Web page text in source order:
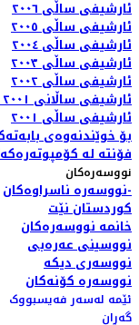
ئارشیفی ساڵی ٢٠٠٦
ئارشیفی ساڵی ٢٠٠٥
ئارشیفی ساڵی ٢٠٠٤
ئارشیفی ساڵی ٢٠٠٣
ئارشیفی ساڵی ٢٠٠٢
ئارشیفی ساڵانی ٢٠٠١ تا ٢٠٠٦
ئارشیفی ساڵی ٢٠٠١
بۆ خوێندنەوەی
فۆنتە لە
نووسەرەکان
نووسەرە ناسراوەکان-
کوردستان نێت
خانمە نووسەرەکان
نووسینی عەرەبی
نووسەری دیکە
نووسەرە کۆنەکان
ئێمە لەسەر فەیسبووک
گەڕان